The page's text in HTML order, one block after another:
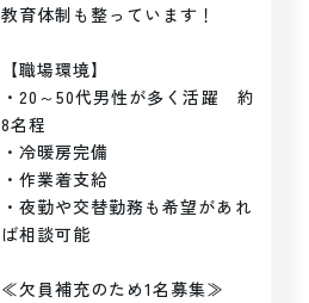
教育体制も整っています！
【職場環境】
・20～50代男性が多く活躍　約
8名程
・冷暖房完備
・作業着支給
・夜勤や交替勤務も希望があれ
ば相談可能
≪欠員補充のため1名募集≫